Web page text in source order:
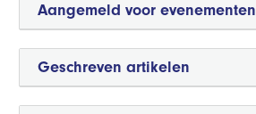
Aangemeld voor evenementen
Geschreven artikelen